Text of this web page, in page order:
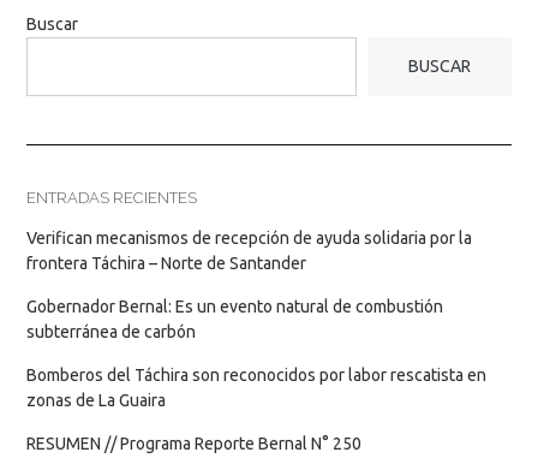
Buscar
BUSCAR
ENTRADAS RECIENTES
Verifican mecanismos de recepción de ayuda solidaria por la
frontera Táchira – Norte de Santander
Gobernador Bernal: Es un evento natural de combustión
subterránea de carbón
Bomberos del Táchira son reconocidos por labor rescatista en
zonas de La Guaira
RESUMEN // Programa Reporte Bernal N° 250